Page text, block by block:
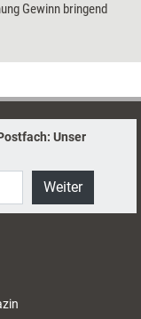
Gewinn bringend
Unser
Weiter